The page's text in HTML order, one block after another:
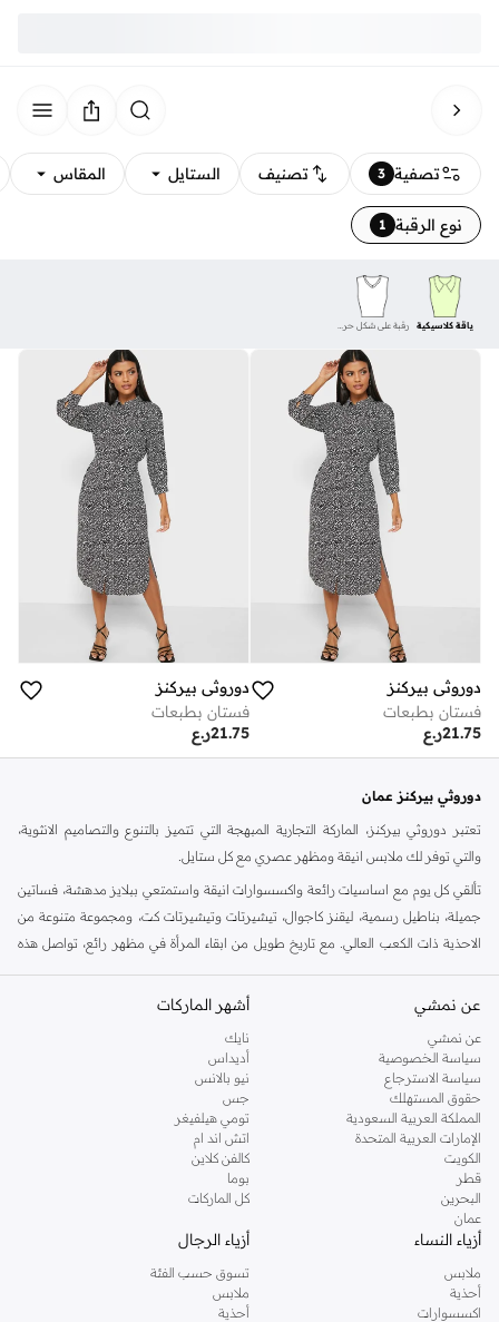
تصفية 3 تصنيف الستايل المقاس
نوع الرقبة 1
ياقة كلاسيكية رقبة على شكل حرف V
دوروثي بيركنز
فستان بطبعات
ر.ع21.75
دوروثي بيركنز
فستان بطبعات
ر.ع21.75
دوروثي بيركنز عمان
تعتبر دوروثي بيركنز، الماركة التجارية المبهجة التي تتميز بالتنوع والتصاميم الانثوية،
والتي توفر لك ملابس انيقة ومظهر عصري مع كل ستايل.
تألقي كل يوم مع اساسيات رائعة واكسسوارات انيقة واستمتعي ببلايز مدهشة، فساتين
جميلة، بناطيل رسمية، ليقنز كاجوال، تيشيرتات وتيشيرتات كت، ومجموعة متنوعة من
الاحذية ذات الكعب العالي. مع تاريخ طويل من ابقاء المرأة في مظهر رائع، تواصل هذه
كنت تقومين بتجديد خزانة ملابسك الملائمة للعمل، البحث عن فستان مثالي للحفلات او
اليه.
تسوقي دوروثي بيركنز اون لاين مسقط
تسوقي دوروثي بيركنز اون لاين من نمشي واستمتعي باكثر من الف ستايل من مجموعة
دوروثي بيركنز الشهيرة. تصفحي المجموعة كاملة في متجر دوروثي بيركنز اون لاين او
استخدمي القائمة لتحديد تجربة تسوق دوروثي بيركنز اون لاين. خدمة التوصيل السريعة
والدعم الاستثنائي يضمن لك تجربة تسوق ممتعة دائما مع نمشي.
عن نمشي
عن نمشي
سياسة الخصوصية
سياسة الاسترجاع
حقوق المستهلك
المملكة العربية السعودية
الإمارات العربية المتحدة
الكويت
قطر
البحرين
عمان
أشهر الماركات
نايك
أديداس
نيو بالانس
جس
تومي هيلفيغر
اتش اند ام
كالفن كلاين
بوما
كل الماركات
أزياء النساء
ملابس
أحذية
اكسسوارات
أزياء الرجال
تسوق حسب الفئة
ملابس
أحذية